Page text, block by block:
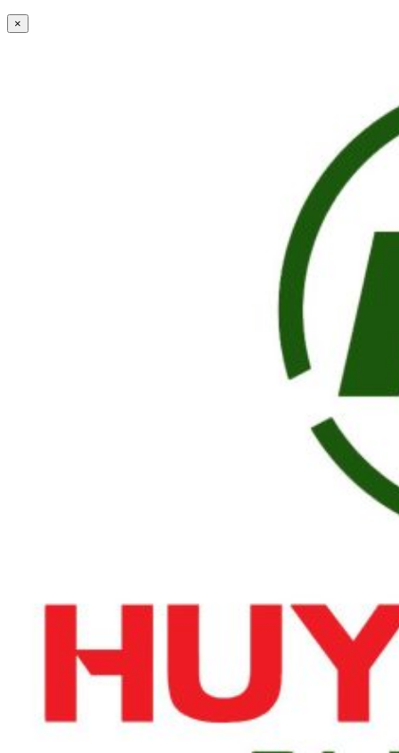
×